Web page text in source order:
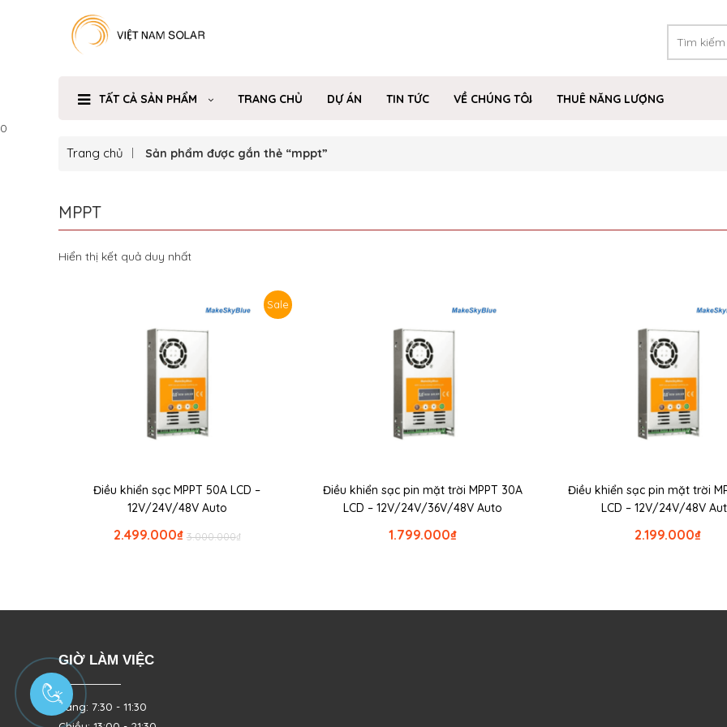
TẤT CẢ SẢN PHẨM TRANG CHỦ DỰ ÁN TIN TỨC VỀ CHÚNG TÔI
THUÊ NĂNG LƯỢNG
0
Trang chủ Sản phẩm được gắn thẻ “mppt”
MPPT
Hiển thị kết quả duy nhất
Sale
Điều khiển sạc MPPT 50A LCD –
12V/24V/48V Auto
₫
3.000.000
₫
2.499.000
Điều khiển sạc pin mặt trời MPPT 30A
LCD – 12V/24V/36V/48V Auto
₫
1.799.000
Điều khiển sạc pin mặt trời
LCD – 12V/24V/48V
₫
2.199.000
GIỜ LÀM VIỆC
Sáng: 7:30 - 11:30